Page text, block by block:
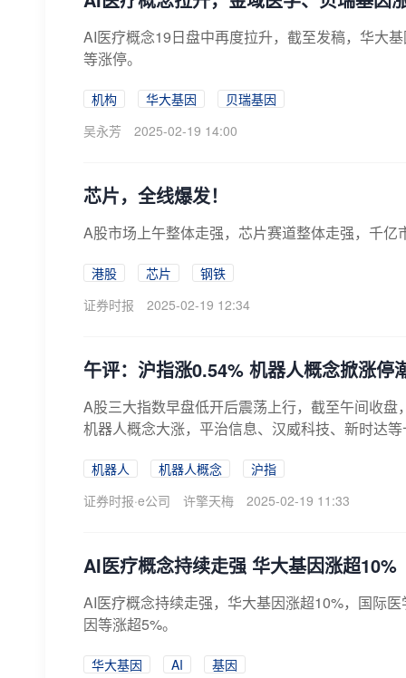
AI医疗概念19日盘中再度拉升，截至发稿，华大
等涨停。
机构 华大基因
贝瑞基因
吴永芳
2025-02-19 14:00
芯片，全线爆发！
A股市场上午整体走强，芯片赛道整体走强，千
港股 芯片
钢铁
证券时报
2025-02-19 12:34
午评：沪指涨0.54% 机器人概念掀涨停
A股三大指数早盘低开后震荡上行，截至午间收
机器人概念大涨，平治信息、汉威科技、新时达
机器人 机器人概念
沪指
证券时报·e公司
许擎天梅 2025-02-19 11:33
AI医疗概念持续走强 华大基因涨超10%
AI医疗概念持续走强，华大基因涨超10%，国际
因等涨超5%。
华大基因 AI
基因